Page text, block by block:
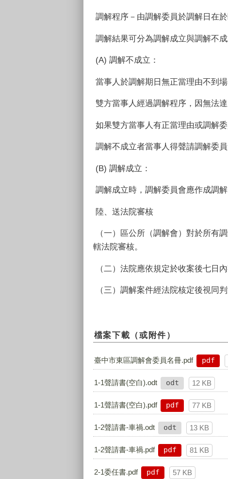
調解程序－由調解委員於調解日在
調解結果可分為調解成立與調解不成
(A) 調解不成立：
當事人於調解期日無正當理由不到
雙方當事人經過調解程序，因無法
如果雙方當事人有正當理由或調解
調解不成立者當事人得聲請調解委
(B) 調解成立：
調解成立時，調解委員會應作成調
陸、送法院審核
（一）區公所（調解會）對於所有
轄法院審核。
（二）法院應依規定於收案後七日內
（三）調解案件經法院核定後視同判
檔案下載（或附件）
臺中市東區調解會委員名冊.pdf pdf
1-1聲請書(空白).odt odt 12 KB
1-1聲請書(空白).pdf pdf 77 KB
1-2聲請書-車禍.odt odt 13 KB
1-2聲請書-車禍.pdf pdf 81 KB
2-1委任書.pdf pdf 57 KB